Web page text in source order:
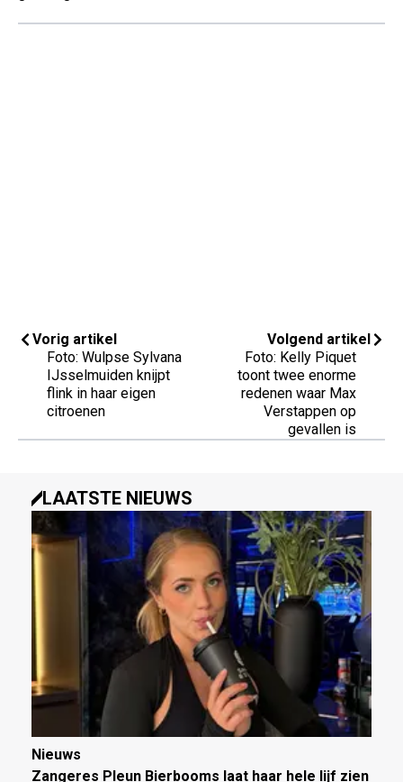
Vorig artikel
Foto: Wulpse Sylvana
IJsselmuiden knijpt
flink in haar eigen
citroenen
Volgend artikel
Foto: Kelly Piquet
toont twee enorme
redenen waar Max
Verstappen op
gevallen is
LAATSTE NIEUWS
Nieuws
Zangeres Pleun Bierbooms laat haar hele lijf zien